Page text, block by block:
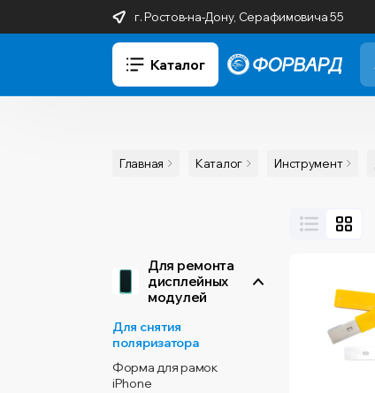
г. Ростов-на-Дону, Серафимовича 55
Каталог
Главная Каталог Инструмент
Для ремонта
дисплейных
модулей
Для снятия
поляризатора
Форма для рамок
iPhone